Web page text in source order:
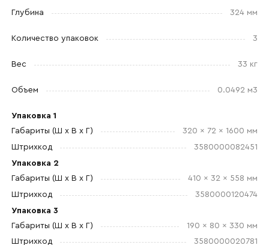
Глубина 324 мм
Количество упаковок 3
Вес 33 кг
Объем 0.0492 м3
Упаковка 1
Габариты (Ш x В x Г)
320 x 72 x 1600 мм
Штрихкод
3580000082451
Упаковка 2
Габариты (Ш x В x Г)
410 x 32 x 558 мм
Штрихкод
3580000120474
Упаковка 3
Габариты (Ш x В x Г)
190 x 80 x 330 мм
Штрихкод
3580000020781
политикой конфиденциальности